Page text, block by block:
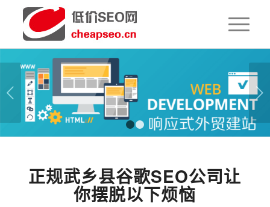
下一页
1 2
正规武乡县谷歌SEO公司让
你摆脱以下烦恼